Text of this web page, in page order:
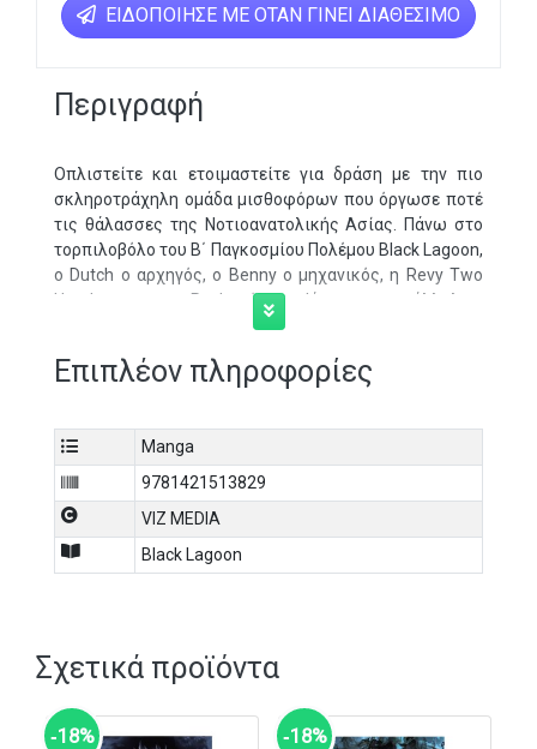
ΕΙΔΟΠΟΊΗΣΕ ΜΕ ΌΤΑΝ ΓΊΝΕΙ ΔΙΑΘΈΣΙΜΟ
Περιγραφή
Οπλιστείτε και ετοιμαστείτε για δράση με την πιο
σκληροτράχηλη ομάδα μισθοφόρων που όργωσε ποτέ
τις θάλασσες της Νοτιοανατολικής Ασίας. Πάνω στο
τορπιλοβόλο του Β΄ Παγκοσμίου Πολέμου Black Lagoon,
ο Dutch ο αρχηγός, ο Benny ο μηχανικός, η Revy Two
Hand και ο Rock ένας Ιάπωνας υπάλληλος,
αναλαμβάνουν μεταφορές οπουδήποτε και
μαφίας, των κινεζικών τριάδων, των κολομβιανών
κανείς δεν είναι εύκολο να εμπιστευτείς. Όταν ο Rokurō
Okajima πέφτει όμηρος του πληρώματος, βρίσκεται
απότομα σε έναν κόσμο παράνομων ηρώων, βίαιων
αντιπάλων και καταιγιστικών ανταλλαγών πυρών, με
το τέλος της διαδρομής του να είναι εντελώς
απρόβλεπτο.
Επιπλέον πληροφορίες
Manga
9781421513829
VIZ MEDIA
Black Lagoon
Σχετικά προϊόντα
‑18% ‑18%